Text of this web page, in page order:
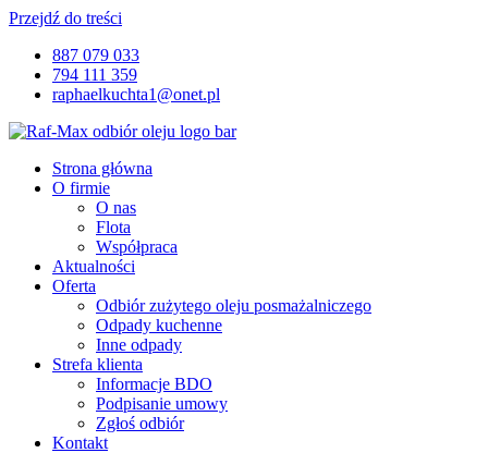
Przejdź do treści
887 079 033
794 111 359
raphaelkuchta1@onet.pl
Strona główna
O firmie
O nas
Flota
Współpraca
Aktualności
Oferta
Odbiór zużytego oleju posmażalniczego
Odpady kuchenne
Inne odpady
Strefa klienta
Informacje BDO
Podpisanie umowy
Zgłoś odbiór
Kontakt